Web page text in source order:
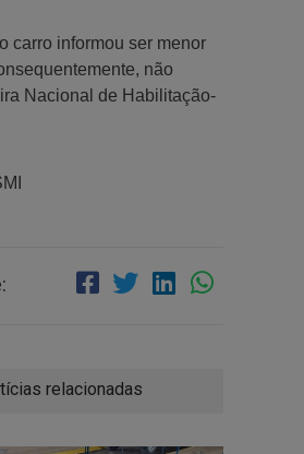
carro informou ser menor
não
Nacional de Habilitação-
relacionadas